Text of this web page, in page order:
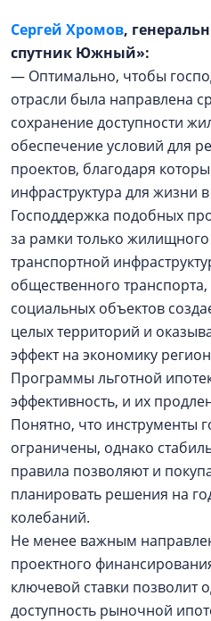
Сергей Хромов,
спутник Южный»:
— Оптимально, чтобы
отрасли была направлена
сохранение доступности
обеспечение условий для
проектов, благодаря
инфраструктура для жизни
Господдержка подобных
за рамки только жилищного
транспортной
общественного
социальных объектов
целых территорий и
эффект на экономику
Программы льготной
эффективность, и их
Понятно, что инструменты
ограничены, однако
правила позволяют и
планировать решения на
колебаний.
Не менее важным
проектного
ключевой ставки позволит
доступность рыночной